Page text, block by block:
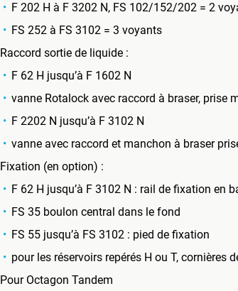
F 202 H à F 3202 N, FS 102/152/202 = 2
FS 252 à FS 3102 = 3 voyants
Raccord sortie de liquide :
F 62 H jusqu’à F 1602 N
vanne Rotalock avec raccord à braser, prise
F 2202 N jusqu’à F 3102 N
vanne avec raccord et manchon à braser
Fixation (en option) :
F 62 H jusqu’à F 3102 N : rail de fixation en
FS 35 boulon central dans le fond
FS 55 jusqu’à FS 3102 : pied de fixation
pour les réservoirs repérés H ou T, cornières
Pour Octagon Tandem